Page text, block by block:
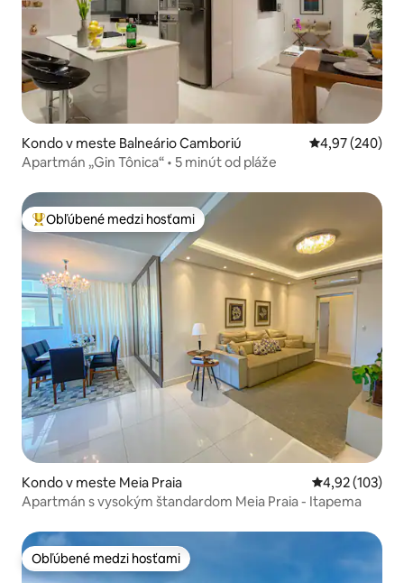
Kondo v meste Balneário Camboriú Priemerné
4,97 (240)
Apartmán „Gin Tônica“ • 5 minút od pláže
Najobľúbenejšie medzi hosťami
Obľúbené medzi hosťami
Kondo v meste Meia Praia Priemerné
4,92 (103)
Apartmán s vysokým štandardom Meia Praia - Itapema
Obľúbené medzi hosťami
Obľúbené medzi hosťami